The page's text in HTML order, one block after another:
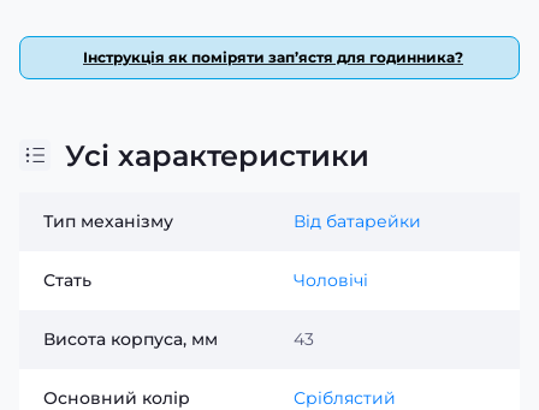
24 місяці, що додає впевненості у виборі. Обирайте
Casio MTP-1302PD-9A — і ви завжди будете на часі!
Інструкція як поміряти зап’ястя для годинника?
Усі характеристики
Тип механізму Від батарейки
Стать Чоловічі
Висота корпуса, мм 43
Основний колір
Сріблястий